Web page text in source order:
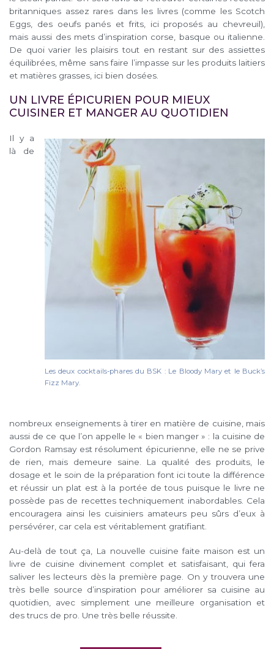
britanniques assez rares dans les livres (comme les Scotch
Eggs, des oeufs panés et frits, ici proposés au chevreuil),
mais aussi des mets d’inspiration corse, basque ou italienne.
De quoi varier les plaisirs tout en restant sur des assiettes
équilibrées, même sans faire l’impasse sur les produits laitiers
et matières grasses, ici bien dosées.
UN LIVRE ÉPICURIEN POUR MIEUX
CUISINER ET MANGER AU QUOTIDIEN
Les deux cocktails-phares du BSK : Le Bloody Mary et le Buck’s
Fizz Mary.
Il y a
là de
nombreux enseignements à tirer en matière de cuisine, mais
aussi de ce que l’on appelle le « bien manger » : la cuisine de
Gordon Ramsay est résolument épicurienne, elle ne se prive
de rien, mais demeure saine. La qualité des produits, le
dosage et le soin de la préparation font ici toute la différence
et réussir un plat est à la portée de tous puisque le livre ne
possède pas de recettes techniquement inabordables. Cela
encouragera ainsi les cuisiniers amateurs peu sûrs d’eux à
persévérer, car cela est véritablement gratifiant.
Au-delà de tout ça, La nouvelle cuisine faite maison est un
livre de cuisine divinement complet et satisfaisant, qui fera
saliver les lecteurs dès la première page. On y trouvera une
très belle source d’inspiration pour améliorer sa cuisine au
quotidien, avec simplement une meilleure organisation et
des trucs de pro. Une très belle réussite.